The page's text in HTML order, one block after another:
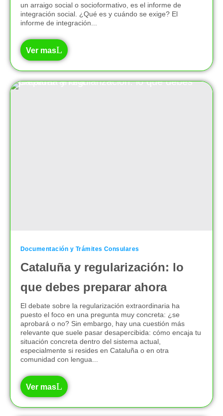
un arraigo social o socioformativo, es el informe de
integración social. ¿Qué es y cuándo se exige? El
informe de integración...
Ver mas
Documentación y Trámites Consulares
Cataluña y regularización: lo
que debes preparar ahora
El debate sobre la regularización extraordinaria ha
puesto el foco en una pregunta muy concreta: ¿se
aprobará o no? Sin embargo, hay una cuestión más
relevante que suele pasar desapercibida: cómo encaja tu
situación concreta dentro del sistema actual,
especialmente si resides en Cataluña o en otra
comunidad con lengua...
Ver mas